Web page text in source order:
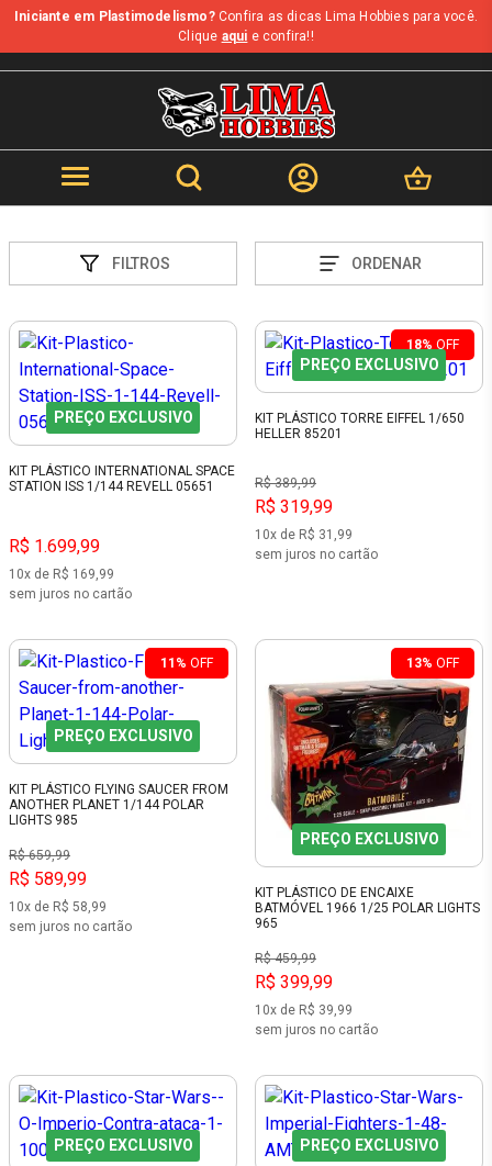
Iniciante em Plastimodelismo?Confira as dicas Lima Hobbies para você.
Clique aqui e confira!!
FILTROS ORDENAR
PREÇO EXCLUSIVO
KIT PLÁSTICO INTERNATIONAL SPACE
STATION ISS 1/144 REVELL 05651
R$ 1.699,99
10x de R$ 169,99
sem juros no cartão
18% OFF
PREÇO EXCLUSIVO
KIT PLÁSTICO TORRE EIFFEL 1/650
HELLER 85201
R$ 389,99
R$ 319,99
10x de R$ 31,99
sem juros no cartão
11% OFF
PREÇO EXCLUSIVO
KIT PLÁSTICO FLYING SAUCER FROM
ANOTHER PLANET 1/144 POLAR
LIGHTS 985
R$ 659,99
R$ 589,99
10x de R$ 58,99
sem juros no cartão
13% OFF
PREÇO EXCLUSIVO
KIT PLÁSTICO DE ENCAIXE
BATMÓVEL 1966 1/25 POLAR LIGHTS
965
R$ 459,99
R$ 399,99
10x de R$ 39,99
sem juros no cartão
PREÇO EXCLUSIVO PREÇO EXCLUSIVO